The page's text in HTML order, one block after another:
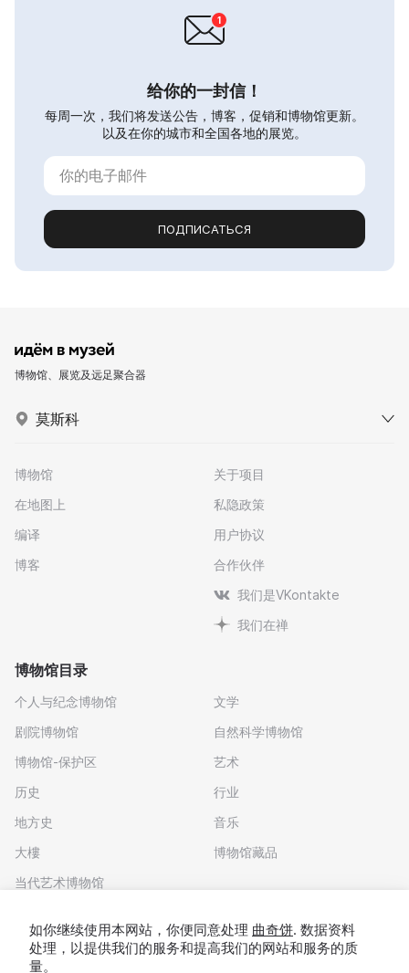
给你的一封信！
每周一次，我们将发送公告，博客，促销和博物馆更新。
以及在你的城市和全国各地的展览。
ПОДПИСАТЬСЯ
博物馆、展览及远足聚合器
莫斯科
博物馆
在地图上
编译
博客
关于项目
私隐政策
用户协议
合作伙伴
我们是VKontakte
我们在禅
博物馆目录
个人与纪念博物馆
剧院博物馆
博物馆-保护区
历史
地方史
大樓
当代艺术博物馆
文学
自然科学博物馆
艺术
行业
音乐
博物馆藏品
如你继续使用本网站，你便同意处理 曲奇饼. 数据资料
处理，以提供我们的服务和提高我们的网站和服务的质
量。